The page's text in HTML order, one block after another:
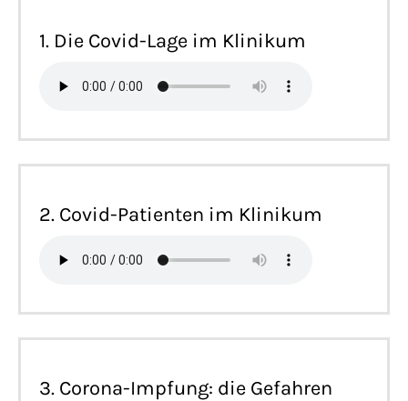
1. Die Covid-Lage im Klinikum
2. Covid-Patienten im Klinikum
3. Corona-Impfung: die Gefahren